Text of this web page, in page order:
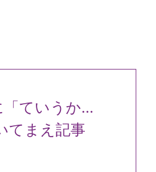
「ていうか…
てまえ記事